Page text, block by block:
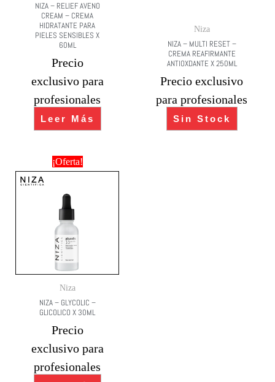
NIZA – RELIEF AVENO
CREAM – CREMA
HIDRATANTE PARA
PIELES SENSIBLES X
60ML
Precio
exclusivo para
profesionales
Leer Más
Niza
NIZA – MULTI RESET –
CREMA REAFIRMANTE
ANTIOXDANTE X 250ML
Precio exclusivo
para profesionales
Sin Stock
¡Oferta!
Niza
NIZA – GLYCOLIC –
GLICOLICO X 30ML
Precio
exclusivo para
profesionales